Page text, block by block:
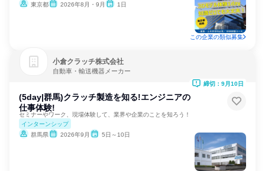
東京都
2026年8月・9月 1日
この企業の類似募集
小倉クラッチ株式会社
自動車・輸送機器メーカー
(5day|群馬)クラッチ製造を知る!エンジニアの
仕事体験!
セミナーやワーク、現場体験して、業界や企業のことを知ろう！
インターンシップ
群馬県
2026年9月 5日～10日
締切：9月10日